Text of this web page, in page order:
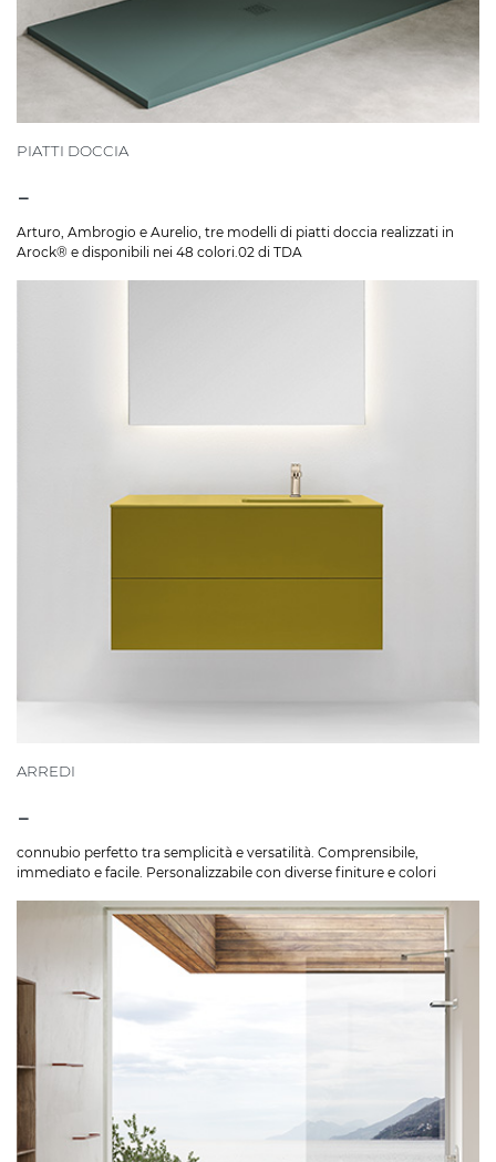
PIATTI DOCCIA
-
Arturo, Ambrogio e Aurelio, tre modelli di piatti doccia realizzati in
Arock® e disponibili nei 48 colori.02 di TDA
ARREDI
-
connubio perfetto tra semplicità e versatilità. Comprensibile,
immediato e facile. Personalizzabile con diverse finiture e colori